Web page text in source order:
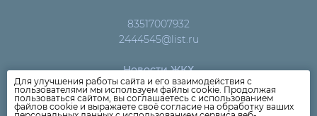
83517007932
2444545@list.ru
Новости ЖКХ
Новости компании
Как оплатить
Для улучшения работы сайта и его взаимодействия с
пользователями мы используем файлы cookie. Продолжая
пользоваться сайтом, вы соглашаетесь с использованием
файлов cookie и выражаете своё согласие на обработку ваших